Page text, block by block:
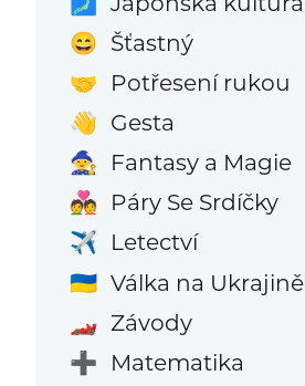
😄 Šťastný
🤝 Potřesení rukou
👋 Gesta
🧙 Fantasy a Magie
💑 Páry Se Srdíčky
✈️ Letectví
🇺🇦 Válka na Ukrajině
🏎️ Závody
➕ Matematika